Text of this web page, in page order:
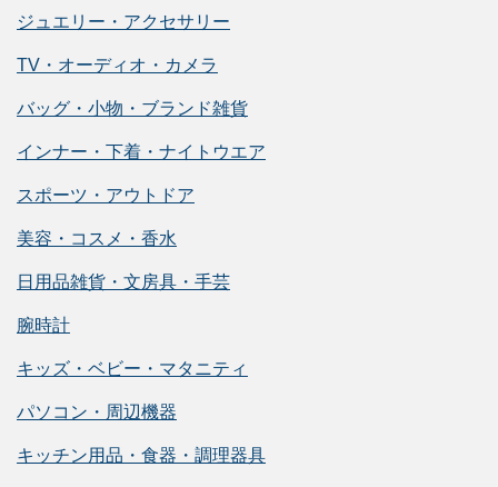
ジュエリー・アクセサリー
TV・オーディオ・カメラ
バッグ・小物・ブランド雑貨
インナー・下着・ナイトウエア
スポーツ・アウトドア
美容・コスメ・香水
日用品雑貨・文房具・手芸
腕時計
キッズ・ベビー・マタニティ
パソコン・周辺機器
キッチン用品・食器・調理器具